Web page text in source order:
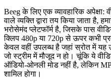
Beeg के लिए एक व्यावहारिक अपेक्षा:
वाले व्यक्ति द्वारा तय किया जाता है,
भरोसेमंद प्लेटफॉर्म है, जिसके पास
क्लिप 480p या 720p से ऊपर कभी
केवल वहीं उपलब्ध है जहां स्रोत में यह
जो स्ट्रीम में मौजूद न हो। चूंकि ये
ऑडियो-ओनली मोड नहीं है, लेकिन
शामिल होगा।